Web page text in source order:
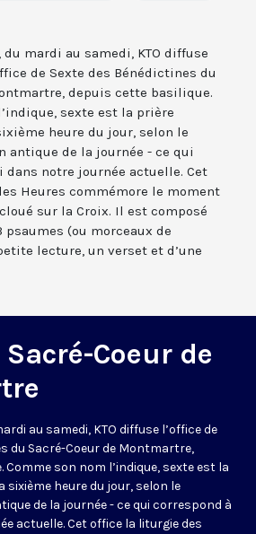
mardi au samedi, KTO diffuse
de Sexte des Bénédictines du
depuis cette basilique.
sexte est la prière
heure du jour, selon le
antique de la journée - ce qui
dans notre journée actuelle. Cet
Heures commémore le moment
sur la Croix. Il est composé
psaumes (ou morceaux de
lecture, un verset et d’une
Coeur de
au samedi, KTO diffuse l’office de
du Sacré-Coeur de Montmartre,
. Comme son nom l’indique, sexte est la
sixième heure du jour, selon le
de la journée - ce qui correspond à
actuelle. Cet office la liturgie des